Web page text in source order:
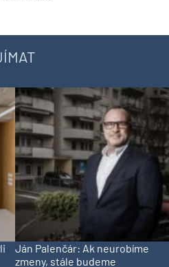
Ján Palenčár: Ak neurobíme
zmeny, stále budeme